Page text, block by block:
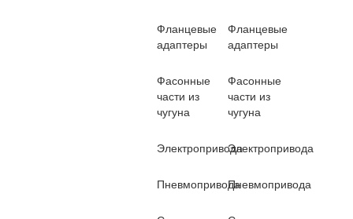
Фланцевые
адаптеры
Фасонные
части из
чугуна
Электропривода
Пневмопривода
Фланцевые
адаптеры
Фасонные
части из
чугуна
Электропривода
Пневмопривода